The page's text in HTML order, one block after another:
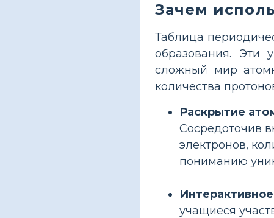
Зачем
Таблица
образования. Эти
сложный мир
количества
Раскрытие
Сосредоточив
электронов,
пониманию
учащиеся